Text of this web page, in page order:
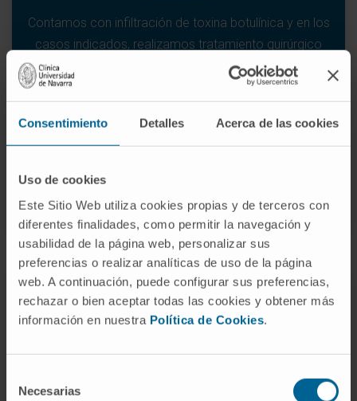
Consentimiento Detalles Acerca de las cookies
Uso de cookies
Este Sitio Web utiliza cookies propias y de terceros con
diferentes finalidades, como permitir la navegación y
usabilidad de la página web, personalizar sus
preferencias o realizar analíticas de uso de la página
web. A continuación, puede configurar sus preferencias,
rechazar o bien aceptar todas las cookies y obtener más
información en nuestra Política de Cookies.
Necesarias
Contamos con infiltración de toxina botulínica y en los
casos indicados, realizamos tratamiento quirúrgico
mediante estimulación cerebral profunda con
Ofrecemos tratamiento quirúrgico con estimulación